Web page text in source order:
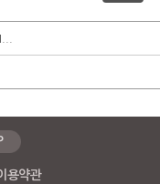
용약관